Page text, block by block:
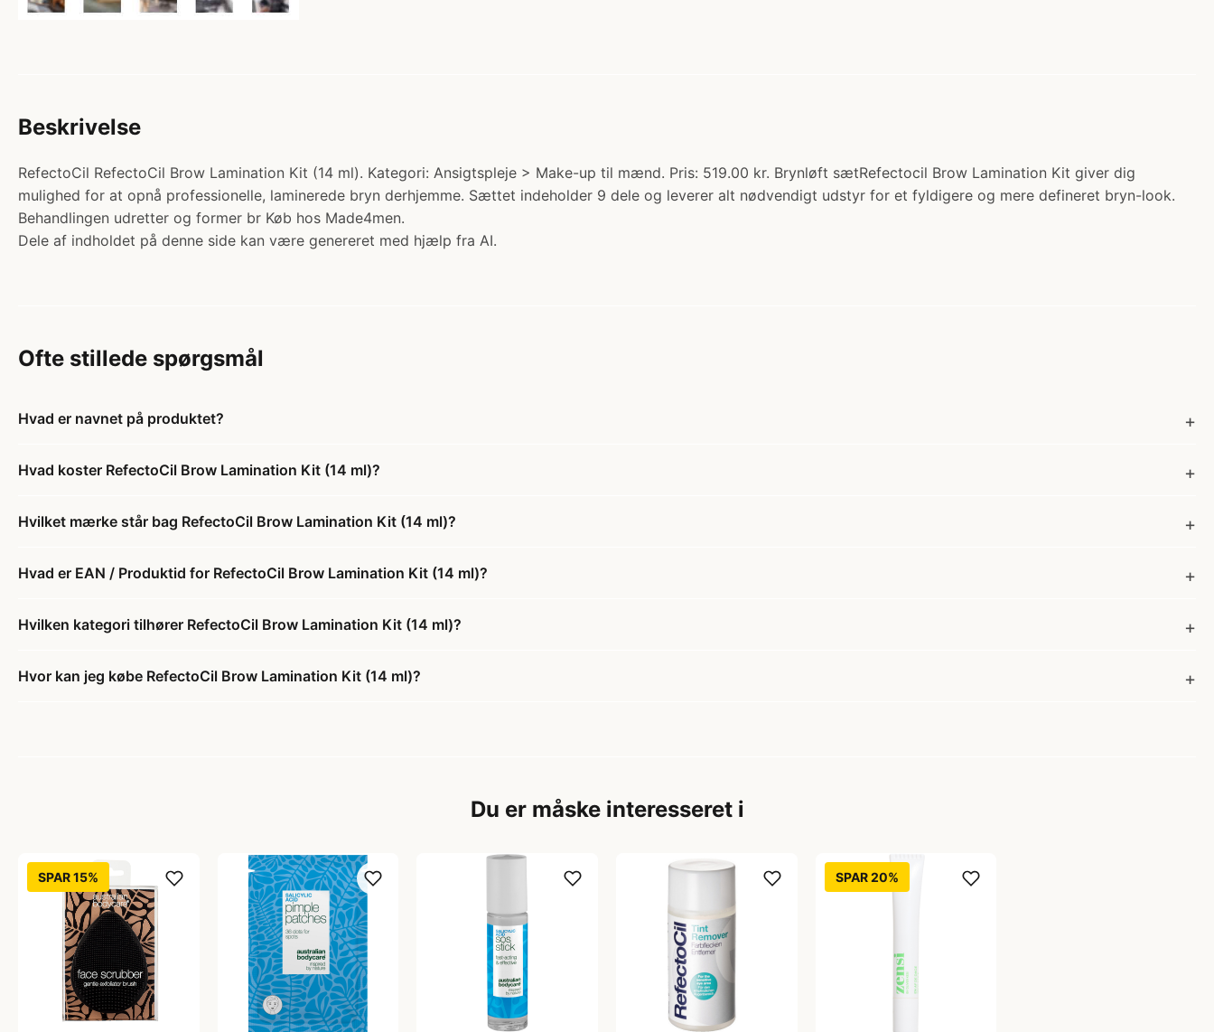
Beskrivelse
RefectoCil RefectoCil Brow Lamination Kit (14 ml). Kategori: Ansigtspleje > Make-up til mænd. Pris: 519.00 kr. Brynløft sætRefectocil Brow Lamination Kit giver dig
mulighed for at opnå professionelle, laminerede bryn derhjemme. Sættet indeholder 9 dele og leverer alt nødvendigt udstyr for et fyldigere og mere defineret bryn-look.
Behandlingen udretter og former br Køb hos Made4men.
Dele af indholdet på denne side kan være genereret med hjælp fra AI.
Ofte stillede spørgsmål
Hvad er navnet på produktet?
Hvad koster RefectoCil Brow Lamination Kit (14 ml)?
Hvilket mærke står bag RefectoCil Brow Lamination Kit (14 ml)?
Hvad er EAN / Produktid for RefectoCil Brow Lamination Kit (14 ml)?
Hvilken kategori tilhører RefectoCil Brow Lamination Kit (14 ml)?
Hvor kan jeg købe RefectoCil Brow Lamination Kit (14 ml)?
Du er måske interesseret i
SPAR 15% SPAR 20%